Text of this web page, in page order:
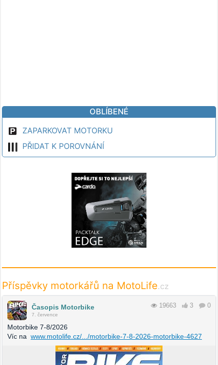
OBLÍBENÉ
ZAPARKOVAT MOTORKU
PŘIDAT K POROVNÁNÍ
Příspěvky motorkářů na MotoLife.cz
Časopis Motorbike
7. července
19663 3 0
Motorbike 7-8/2026
Víc na www.motolife.cz/.../motorbike-7-8-2026-motorbike-4627